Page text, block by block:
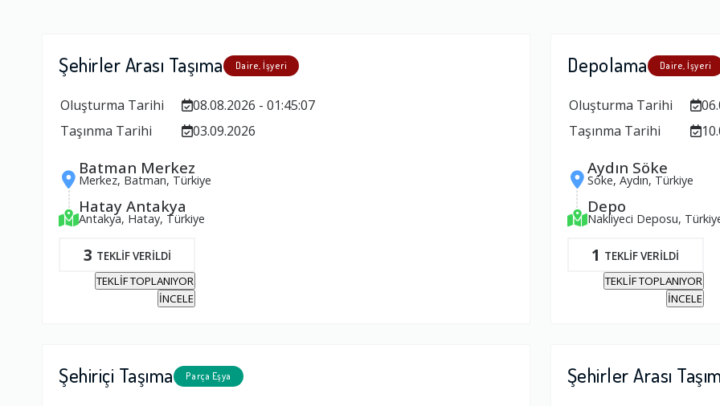
Şehirler Arası Taşıma Daire, İşyeri
Oluşturma Tarihi
08.08.2026 - 01:45:07
Taşınma Tarihi
03.09.2026
Batman Merkez
Merkez, Batman, Türkiye
Hatay Antakya
Antakya, Hatay, Türkiye
3 TEKLİF VERİLDİ
TEKLİF TOPLANIYOR
İNCELE
Depolama Daire, İşyeri
Oluşturma Tarihi
Taşınma Tarihi
Aydın Söke
Söke, Aydın, Türkiye
Depo
Nakliyeci Deposu,
1 TEKLİF VERİLDİ
TEKLİF TOPLANIYOR
İNCELE
Şehiriçi Taşıma Parça Eşya Şehirler Arası